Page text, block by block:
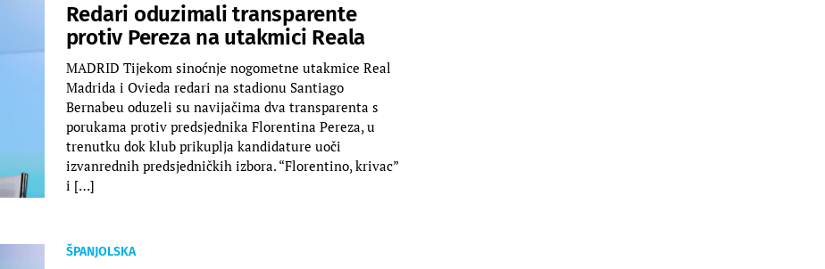
Redari oduzimali transparente
protiv Pereza na utakmici Reala
MADRID Tijekom sinoćnje nogometne utakmice Real
Madrida i Ovieda redari na stadionu Santiago
Bernabeu oduzeli su navijačima dva transparenta s
porukama protiv predsjednika Florentina Pereza, u
trenutku dok klub prikuplja kandidature uoči
izvanrednih predsjedničkih izbora. “Florentino, krivac”
i […]
ŠPANJOLSKA